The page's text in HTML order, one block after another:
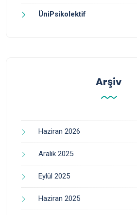
ÜniPsikolektif
Arşiv
Haziran 2026
Aralık 2025
Eylül 2025
Haziran 2025